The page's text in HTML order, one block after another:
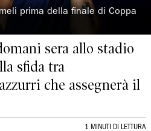
prima della finale di Coppa
sera allo stadio
sfida tra
che assegnerà il
1 MINUTI DI LETTURA